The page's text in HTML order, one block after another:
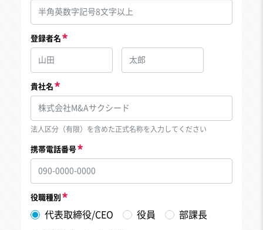
登録者名
貴社名
法人区分（有限）を含めた正式名称を入力してください
携帯電話番号
役職種別
代表取締役/CEO 役員 部課長